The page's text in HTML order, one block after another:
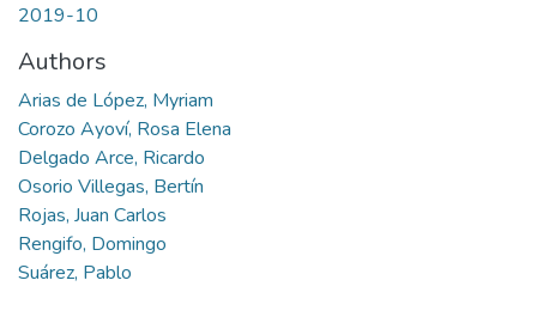
2019-10
Authors
Arias de López, Myriam
Corozo Ayoví, Rosa Elena
Delgado Arce, Ricardo
Osorio Villegas, Bertín
Rojas, Juan Carlos
Rengifo, Domingo
Suárez, Pablo